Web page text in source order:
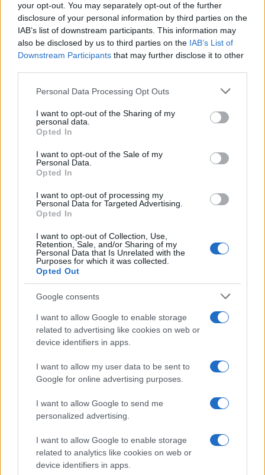
your opt-out. You may separately opt-out of the further
disclosure of your personal information by third parties on the
IAB’s list of downstream participants. This information may
also be disclosed by us to third parties on the IAB’s List of
Downstream Participants that may further disclose it to other
Please note that this website/app uses one or more Google
not limited to your visit or usage behaviour. You may click to
grant or deny consent to Google and its third-party tags to
use your data for below specified purposes in below Google
consent section.
Personal Data Processing Opt Outs
I want to opt-out of the Sharing of my
personal data.
Opted In
I want to opt-out of the Sale of my
Personal Data.
Opted In
I want to opt-out of processing my
Personal Data for Targeted Advertising.
Opted In
I want to opt-out of Collection, Use,
Retention, Sale, and/or Sharing of my
Personal Data that Is Unrelated with the
Purposes for which it was collected.
Opted Out
Google consents
I want to allow Google to enable storage
related to advertising like cookies on web or
device identifiers in apps.
I want to allow my user data to be sent to
Google for online advertising purposes.
I want to allow Google to send me
personalized advertising.
I want to allow Google to enable storage
related to analytics like cookies on web or
device identifiers in apps.
Stop ai cantieri privati a Olbia, nuove regole
anche a San Pantaleo
Rapina a Porto Rotondo, due uomini fermati dai
carabinieri
Auto prende fuoco sulla strada statale 125 a
Olbia, cosa è successo
Incidente sulla 125 a Olbia, due auto coinvolte:
danni ingenti
Auto finisce contro un muretto, un ferito ad
Incidente a Baia Sardinia, scontro tra auto e
moto: un ferito
Olbia, le previsioni meteo per lunedì 10 agosto
2026